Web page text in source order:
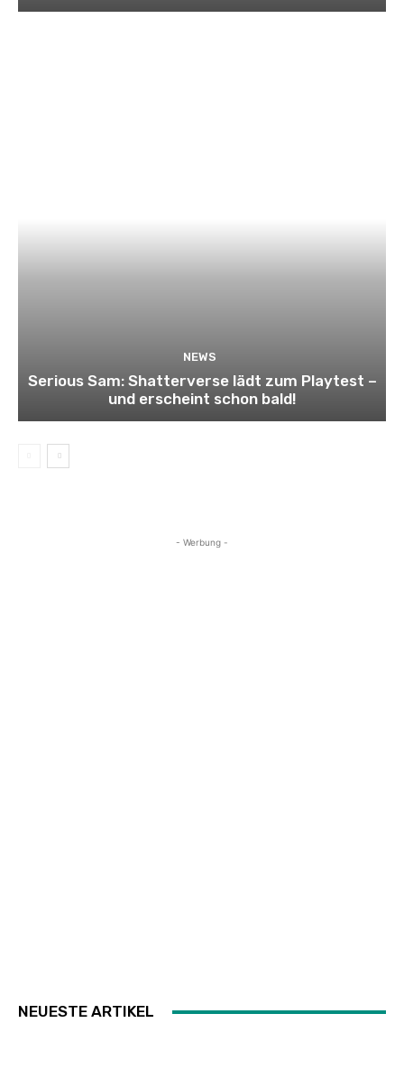
NEWS
Serious Sam: Shatterverse lädt zum Playtest –
und erscheint schon bald!
- Werbung -
NEUESTE ARTIKEL